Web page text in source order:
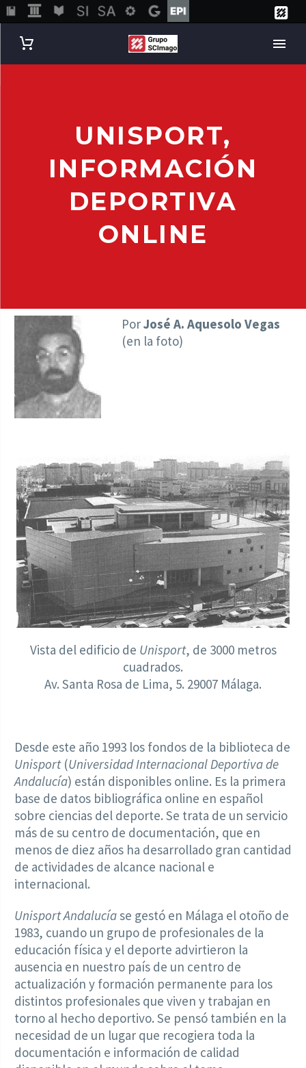
UNISPORT,
INFORMACIÓN
DEPORTIVA
ONLINE
PorJosé A. Aquesolo Vegas
(en la foto)
Vista del edificio de Unisport, de 3000 metros
cuadrados.
Av. Santa Rosa de Lima, 5. 29007 Málaga.
Desde este año 1993 los fondos de la biblioteca de
Unisport(Universidad Internacional Deportiva de
Andalucía) están disponibles online. Es la primera
base de datos bibliográfica online en español
sobre ciencias del deporte. Se trata de un servicio
más de su centro de documentación, que en
menos de diez años ha desarrollado gran cantidad
de actividades de alcance nacional e
internacional.
Unisport Andalucíase gestó en Málaga el otoño de
1983, cuando un grupo de profesionales de la
educación física y el deporte advirtieron la
ausencia en nuestro país de un centro de
actualización y formación permanente para los
distintos profesionales que viven y trabajan en
torno al hecho deportivo. Se pensó también en la
necesidad de un lugar que recogiera toda la
documentación e información de calidad